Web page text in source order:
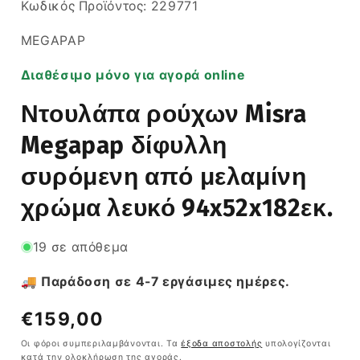
Κωδικός Προϊόντος: SKU:
229771
MEGAPAP
Διαθέσιμο μόνο για αγορά online
Ντουλάπα ρούχων Misra
Megapap δίφυλλη
συρόμενη από μελαμίνη
χρώμα λευκό 94x52x182εκ.
19 σε απόθεμα
🚚 Παράδοση σε 4-7 εργάσιμες ημέρες.
Κανονική
τιμή
€159,00
Οι φόροι συμπεριλαμβάνονται. Ταέξοδα αποστολής υπολογίζονται
κατά την ολοκλήρωση της αγοράς.